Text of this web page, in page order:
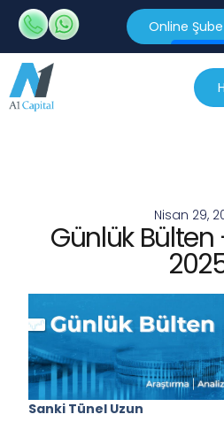
Online
Nisan 29,
Günlük
Sanki Tünel Uzun